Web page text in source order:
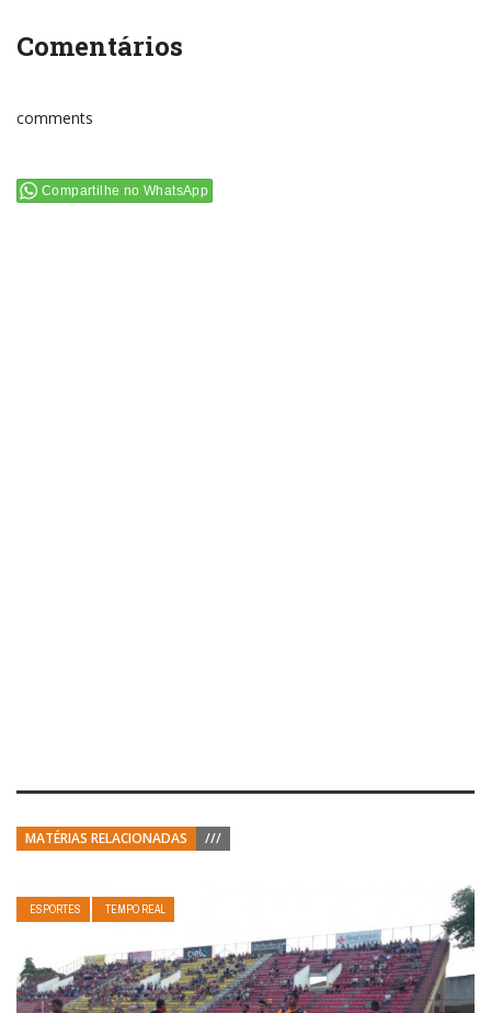
Comentários
comments
Compartilhe no WhatsApp
MATÉRIAS RELACIONADAS ///
ESPORTES TEMPO REAL